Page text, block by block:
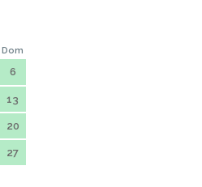
Dom
6
13
20
27